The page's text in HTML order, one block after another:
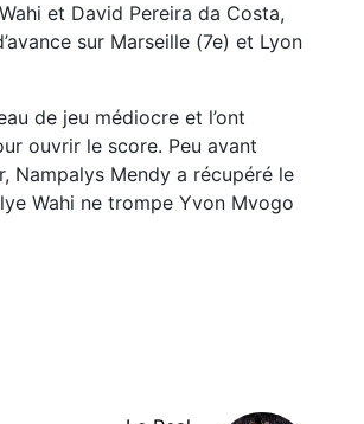
et David Pereira da Costa,
sur Marseille (7e) et Lyon
de jeu médiocre et l’ont
ouvrir le score. Peu avant
Nampalys Mendy a récupéré le
Wahi ne trompe Yvon Mvogo